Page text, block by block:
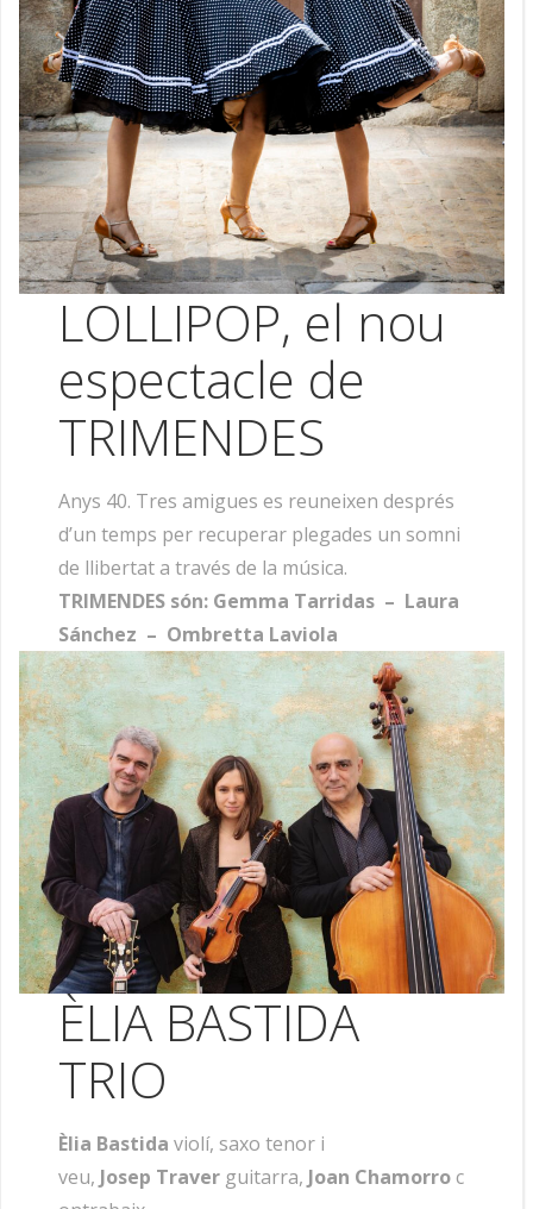
LOLLIPOP, el nou
espectacle de
TRIMENDES
Anys 40. Tres amigues es reuneixen després
d’un temps per recuperar plegades un somni
de llibertat a través de la música.
TRIMENDES són: Gemma Tarridas – Laura
Sánchez – Ombretta Laviola
ÈLIA BASTIDA
TRIO
Èlia Bastida violí, saxo tenor i
veu, Josep Traverguitarra, Joan Chamorroc